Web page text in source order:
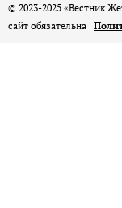
© 2023-2025 «Вестник
сайт обязательна |